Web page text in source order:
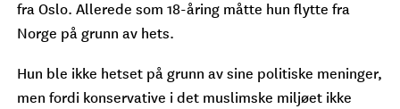
fra Oslo. Allerede som 18-åring måtte hun flytte fra
Norge på grunn av hets.
Hun ble ikke hetset på grunn av sine politiske meninger,
men fordi konservative i det muslimske miljøet ikke